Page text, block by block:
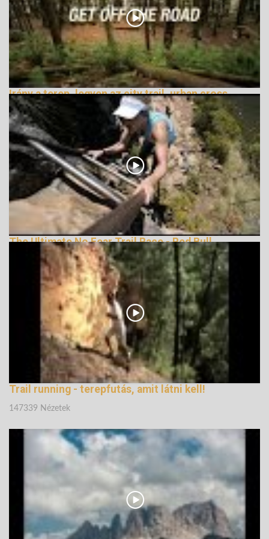
Irány a terep, legyen az city trail, urban cross
vagy terepfutás
162871 Nézetek
The Ultimate No Fear Trail Race - Red Bull
LionHeart
162156 Nézetek
Trail running - terepfutás, amit látni kell!
147339 Nézetek